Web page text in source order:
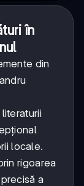
în
din
locale.
rigoarea
a